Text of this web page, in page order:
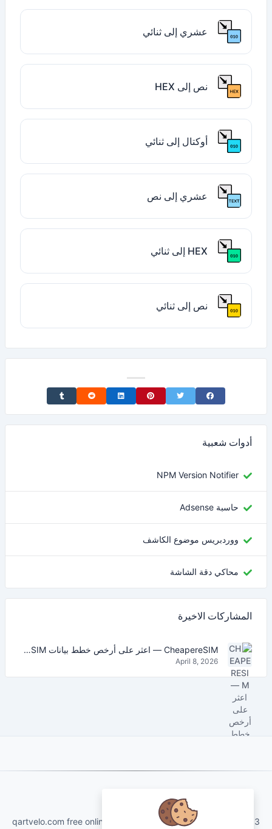
عشري إلى ثنائي
نص إلى HEX
أوكتال إلى ثنائي
عشري إلى نص
HEX إلى ثنائي
نص إلى ثنائي
Share on Facebook
Share on Twitter
Share on Pinterest
Share on LinkedIn
Share on Reddit
Share on Tumblr
أدوات شعبية
NPM Version Notifier
حاسبة Adsense
ووردبريس موضوع الكاشف
محاكي دقة الشاشة
المشاركات الاخيرة
CheapereSIM — اعثر على أرخص خطط بيانات eSIM للسفر في 2026
April 8, 2026
qartvelo.com free online tools and services made by KAKHA13